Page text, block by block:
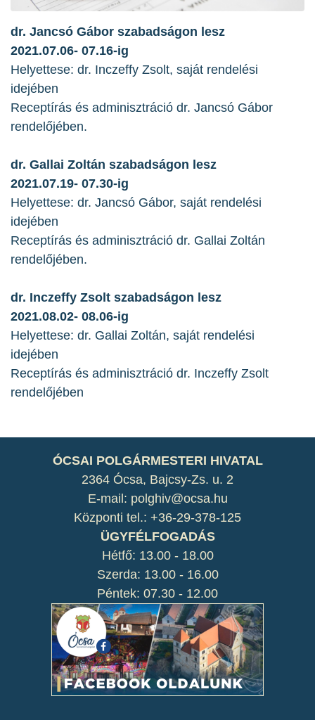
dr. Jancsó Gábor szabadságon lesz
2021.07.06- 07.16-ig
Helyettese: dr. Inczeffy Zsolt, saját rendelési
idejében
Receptírás és adminisztráció dr. Jancsó Gábor
rendelőjében.
dr. Gallai Zoltán szabadságon lesz
2021.07.19- 07.30-ig
Helyettese: dr. Jancsó Gábor, saját rendelési
idejében
Receptírás és adminisztráció dr. Gallai Zoltán
rendelőjében.
dr. Inczeffy Zsolt szabadságon lesz
2021.08.02- 08.06-ig
Helyettese: dr. Gallai Zoltán, saját rendelési
idejében
Receptírás és adminisztráció dr. Inczeffy Zsolt
rendelőjében
ÓCSAI POLGÁRMESTERI HIVATAL
2364 Ócsa, Bajcsy-Zs. u. 2
E-mail: polghiv@ocsa.hu
Központi tel.: +36-29-378-125
ÜGYFÉLFOGADÁS
Hétfő: 13.00 - 18.00
Szerda: 13.00 - 16.00
Péntek: 07.30 - 12.00